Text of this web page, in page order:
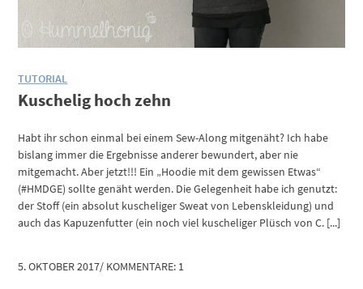
TUTORIAL
Kuschelig hoch zehn
Habt ihr schon einmal bei einem Sew-Along mitgenäht? Ich habe
bislang immer die Ergebnisse anderer bewundert, aber nie
mitgemacht. Aber jetzt!!! Ein „Hoodie mit dem gewissen Etwas“
(#HMDGE) sollte genäht werden. Die Gelegenheit habe ich genutzt:
der Stoff (ein absolut kuscheliger Sweat von Lebenskleidung) und
auch das Kapuzenfutter (ein noch viel kuscheliger Plüsch von C. [...]
5. OKTOBER 2017/ KOMMENTARE: 1